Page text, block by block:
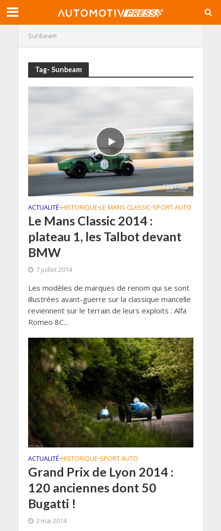
Sunbeam
Tag- Sunbeam
ACTUALITÉ•HISTORIQUE•LE MANS CLASSIC•SPORT AUTO
Le Mans Classic 2014 :
plateau 1, les Talbot devant
BMW
7 juillet 2014
Les modèles de marques de renom qui se sont
illustrées avant-guerre sur la classique mancelle
reviennent sur le terrain de leurs exploits : Alfa
Romeo 8C...
ACTUALITÉ•HISTORIQUE•SPORT AUTO
Grand Prix de Lyon 2014 :
120 anciennes dont 50
Bugatti !
3 mai 2014